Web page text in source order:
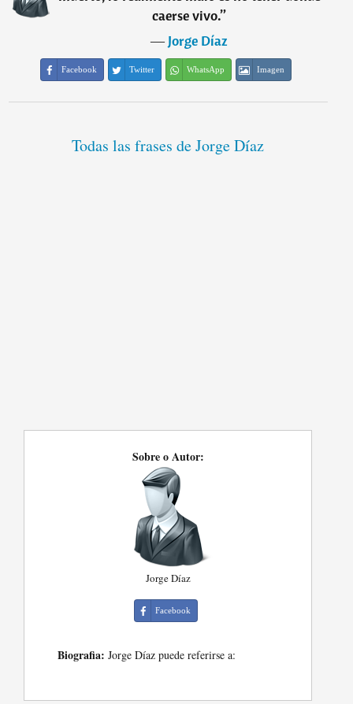
caerse vivo.”
―Jorge Díaz
Facebook Twitter WhatsApp Imagen
Todas las frases de Jorge Díaz
Sobre o Autor:
Jorge Díaz
Facebook
Biografia: Jorge Díaz puede referirse a: